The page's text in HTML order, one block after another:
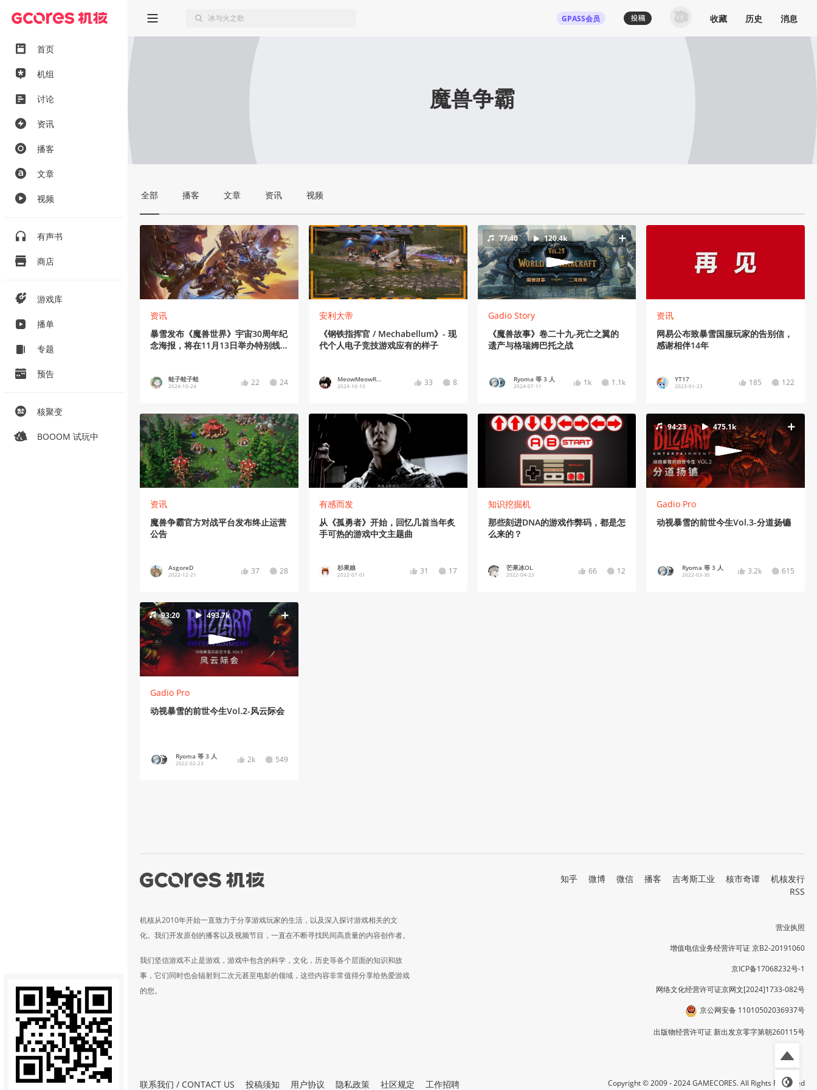
首页
机组
讨论
资讯
播客
文章
视频
有声书
商店
游戏库
播单
专题
预告
核聚变
BOOOM 试玩中
GPASS会员 收藏 历史 消息
魔兽争霸
全部 播客 文章 资讯 视频
资讯
暴雪发布《魔兽世界》宇宙30周年纪
念海报，将在11月13日举办特别线
蛙子蛙子蛙
2024-10-24 22 24
安利大帝
《钢铁指挥官 / Mechabellum》- 现
代个人电子竞技游戏应有的样子
MeowMeowR...
2024-10-10 33 8
77:40 120.4k
Gadio Story
《魔兽故事》卷二十九-死亡之翼的
遗产与格瑞姆巴托之战
Ryoma 等 3 人
2024-07-11 1k 1.1k
资讯
网易公布致暴雪国服玩家的告别信，
感谢相伴14年
YT17
2023-01-23 185 122
资讯
魔兽争霸官方对战平台发布终止运营
公告
AsgoreD
2022-12-21 37 28
有感而发
从《孤勇者》开始，回忆几首当年炙
手可热的游戏中文主题曲
杉果娘
2022-07-01 31 17
知识挖掘机
那些刻进DNA的游戏作弊码，都是怎
么来的？
芒果冰OL
2022-04-23 66 12
94:23 475.1k
Gadio Pro
动视暴雪的前世今生Vol.3-分道扬镳
Ryoma 等 3 人
2022-03-30 3.2k 615
93:20 493.7k
Gadio Pro
动视暴雪的前世今生Vol.2-风云际会
Ryoma 等 3 人
2022-02-23 2k 549
机核从2010年开始一直致力于分享游戏玩家的生活，以及深入探讨游戏相关的文
化。我们开发原创的播客以及视频节目，一直在不断寻找民间高质量的内容创作者。
我们坚信游戏不止是游戏，游戏中包含的科学，文化，历史等各个层面的知识和故
事，它们同时也会辐射到二次元甚至电影的领域，这些内容非常值得分享给热爱游戏
的您。
知乎 微博 微信 播客 吉考斯工业 核市奇谭
机核发行
RSS
营业执照
增值电信业务经营许可证 京B2-20191060
京ICP备17068232号-1
网络文化经营许可证京网文[2024]1733-082号
京公网安备 11010502036937号
出版物经营许可证 新出发京零字第朝260115号
联系我们 / CONTACT US 投稿须知 用户协议 隐私政策 社区规定 工作招聘 Copyright © 2009 - 2024 GAMECORES. All Rights Reserved